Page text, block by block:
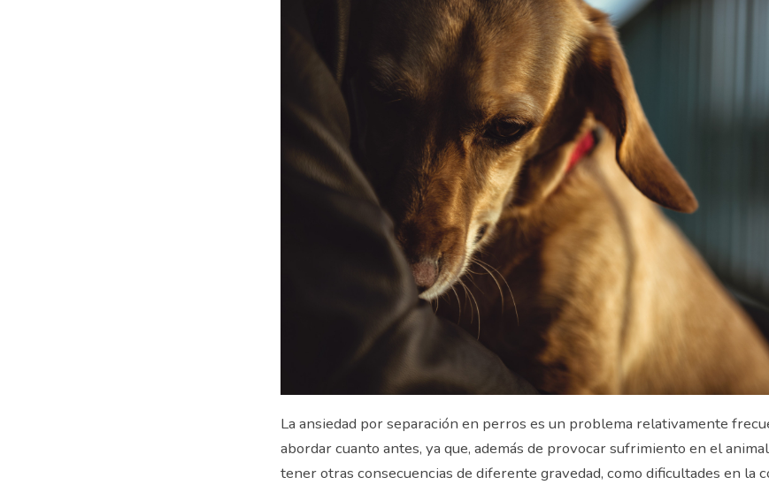
La ansiedad por separación en perros es un problema relativamente
abordar cuanto antes, ya que, además de provocar sufrimiento en el
tener otras consecuencias de diferente gravedad, como dificultades en la